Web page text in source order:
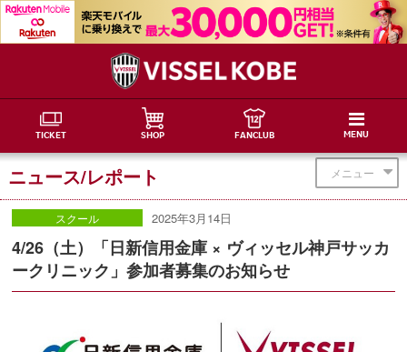
TICKET SHOP FANCLUB MENU
メニュー
ニュース/レポート
スクール 2025年3月14日
4/26（土）「日新信用金庫 × ヴィッセル神戸サッカ
ークリニック」参加者募集のお知らせ